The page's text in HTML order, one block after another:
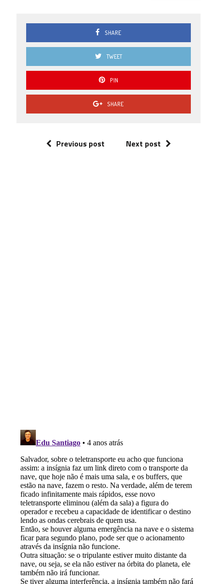
SHARE
TWEET
PIN
SHARE
Previous post Next post